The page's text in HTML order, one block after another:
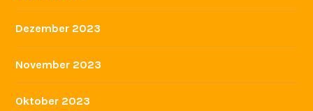
Dezember 2023
November 2023
Oktober 2023